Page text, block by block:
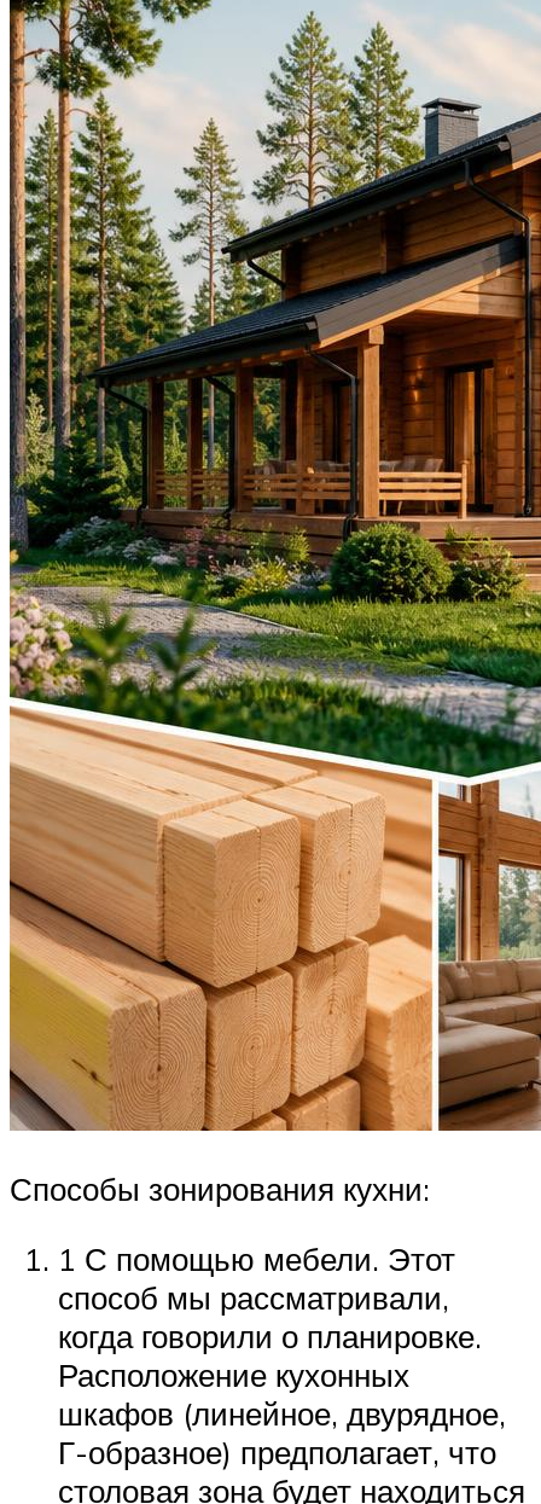
Способы зонирования кухни:
1 С помощью мебели. Этот
способ мы рассматривали,
когда говорили о планировке.
Расположение кухонных
шкафов (линейное, двурядное,
Г-образное) предполагает, что
столовая зона будет находиться